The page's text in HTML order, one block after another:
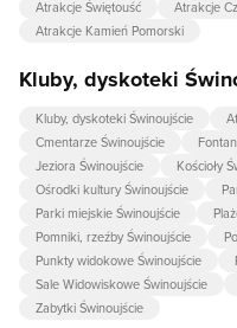
Atrakcje Świętouść
Atrakcje
Atrakcje Kamień Pomorski
Kluby, dyskoteki
Kluby, dyskoteki Świnoujście
Cmentarze Świnoujście
Jeziora Świnoujście
Kościoły
Ośrodki kultury Świnoujście
Parki miejskie Świnoujście
Pomniki, rzeźby Świnoujście
Punkty widokowe Świnoujście
Sale Widowiskowe Świnoujście
Zabytki Świnoujście